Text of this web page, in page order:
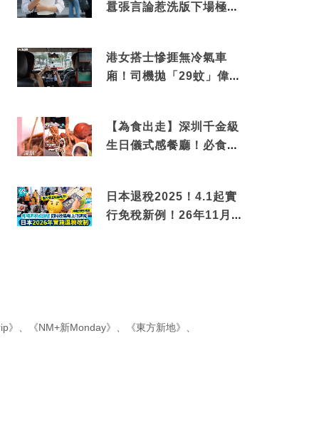
囂張言論惹洗版下場極震
港女搭士慘捱無冷氣車
廂！司機拋「29蚊」偉論
【為食出走】深圳千金級
生日儀式感餐廳！必食失
日本退稅2025！4.1起實
行免稅新例！26年11月
》 、 《NM+新Monday》 、 《東方新地》 、